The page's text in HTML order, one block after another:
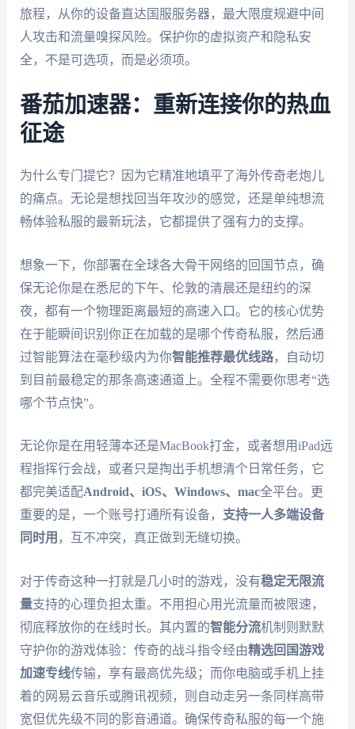
旅程，从你的设备直达国服服务器，最大限度规避中间
人攻击和流量嗅探风险。保护你的虚拟资产和隐私安
全，不是可选项，而是必须项。
番茄加速器：重新连接你的热血
征途
为什么专门提它？因为它精准地填平了海外传奇老炮儿
的痛点。无论是想找回当年攻沙的感觉，还是单纯想流
畅体验私服的最新玩法，它都提供了强有力的支撑。
想象一下，你部署在全球各大骨干网络的回国节点，确
保无论你是在悉尼的下午、伦敦的清晨还是纽约的深
夜，都有一个物理距离最短的高速入口。它的核心优势
在于能瞬间识别你正在加载的是哪个传奇私服，然后通
过智能算法在毫秒级内为你智能推荐最优线路，自动切
到目前最稳定的那条高速通道上。全程不需要你思考“选
哪个节点快”。
无论你是在用轻薄本还是MacBook打金，或者想用iPad远
程指挥行会战，或者只是掏出手机想清个日常任务，它
都完美适配Android、iOS、Windows、mac全平台。更
重要的是，一个账号打通所有设备， 支持一人多端设备
同时用 ，互不冲突，真正做到无缝切换。
对于传奇这种一打就是几小时的游戏，没有稳定无限流
量支持的心理负担太重。不用担心用光流量而被限速，
彻底释放你的在线时长。其内置的智能分流机制则默默
守护你的游戏体验：传奇的战斗指令经由精选回国游戏
加速专线传输，享有最高优先级；而你电脑或手机上挂
着的网易云音乐或腾讯视频，则自动走另一条同样高带
宽但优先级不同的影音通道。确保传奇私服的每一个施